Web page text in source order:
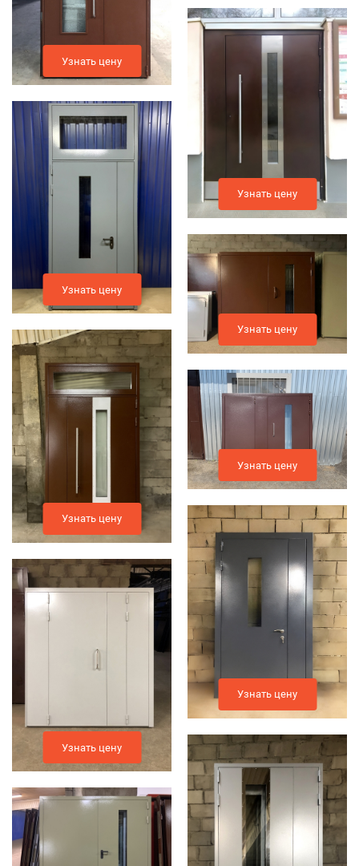
Узнать цену
Узнать цену
Узнать цену
Узнать цену
Узнать цену
Узнать цену
Узнать цену
Узнать цену